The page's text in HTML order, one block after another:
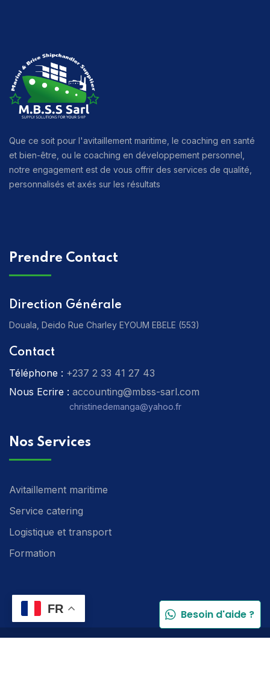
Que ce soit pour l'avitaillement maritime, le coaching en santé
et bien-être, ou le coaching en développement personnel,
notre engagement est de vous offrir des services de qualité,
personnalisés et axés sur les résultats
Prendre Contact
Direction Générale
Douala, Deido Rue Charley EYOUM EBELE (553)
Contact
Téléphone : ‎+237 2 33 41 27 43
Nous Ecrire : accounting@mbss-sarl.com
christinedemanga@yahoo.fr
Nos Services
Avitaillement maritime
Service catering
Logistique et transport
Formation
FR Besoin d'aide ?